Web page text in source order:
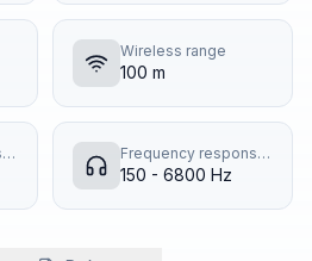
Wireless range
100 m
Frequency response (music mode) Frequency response (talk mode)
150 - 6800 Hz